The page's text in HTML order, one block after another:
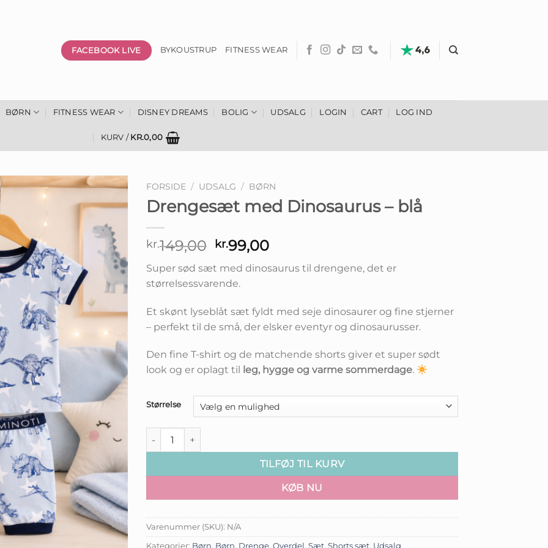
FACEBOOK LIVE BYKOUSTRUP FITNESS WEAR
BØRN FITNESS WEAR DISNEY DREAMS BOLIG UDSALG LOGIN CART LOG IND
KURV / KR.0,00
FORSIDE / UDSALG / BØRN
Drengesæt med Dinosaurus – blå
kr.149,00 Den
pris
var:
kr.149,00.
kr.99,00Den
pris
kr.99,00.
Super sød sæt med dinosaurus til drengene, det er
størrelsessvarende.
Et skønt lyseblåt sæt fyldt med seje dinosaurer og fine stjerner
– perfekt til de små, der elsker eventyr og dinosaurusser.
Den fine T-shirt og de matchende shorts giver et super sødt
look og er oplagt til
leg, hygge og varme sommerdage.
Størrelse
Drengesæt med Dinosaurus - blå antal
TILFØJ TIL KURV
KØB NU
Varenummer (SKU): N/A
Kategorier: Børn, Børn, Drenge, Overdel , Sæt, Shorts sæt, Udsalg